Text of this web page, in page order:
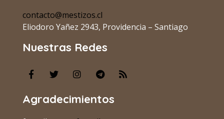
contacto@mestizos.cl
Eliodoro Yañez 2943, Providencia – Santiago
Nuestras Redes
Agradecimientos